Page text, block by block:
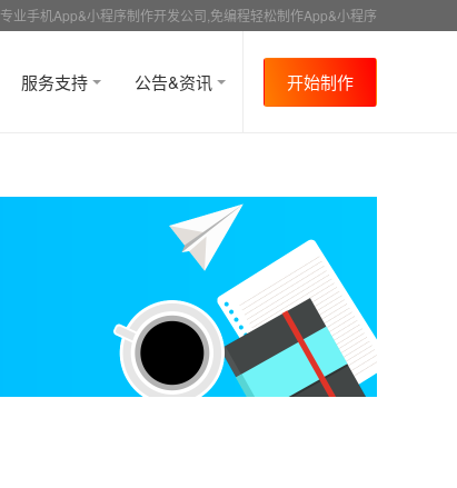
专业手机App&小程序制作开发公司,免编程轻松制作App&小程序
服务支持 公告&资讯 开始制作